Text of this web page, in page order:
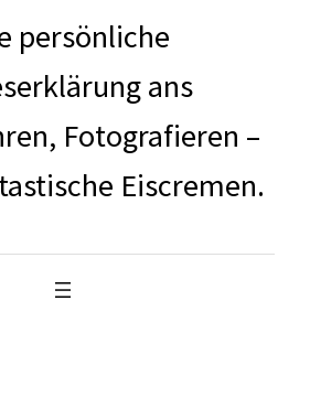
persönliche
ans
Fotografieren –
Eiscremen.